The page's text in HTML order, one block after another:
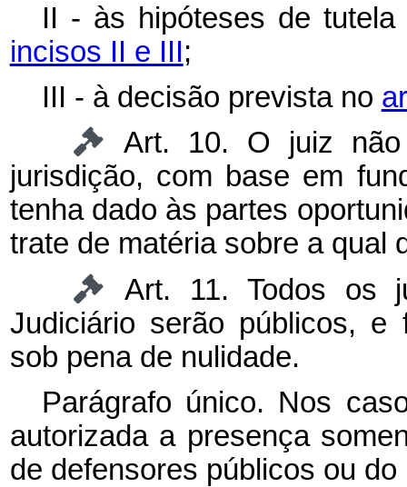
II - às hipóteses de
incisos II e III;
III - à decisão prevista no
Art. 10. O juiz
jurisdição, com base em
tenha dado às partes
trate de matéria sobre a qual
Art. 11. Todos os
Judiciário serão públicos, e
sob pena de nulidade.
Parágrafo único. Nos
autorizada a presença
de defensores públicos ou